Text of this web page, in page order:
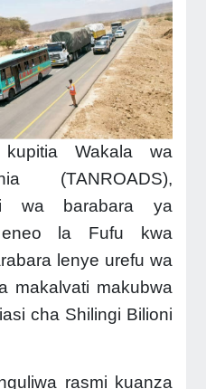
Wakala wa
(TANROADS),
wa barabara ya
la Fufu kwa
lenye urefu wa
makalvati makubwa
cha Shilingi Bilioni
rasmi kuanza